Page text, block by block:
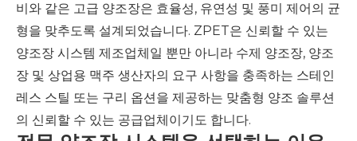
비와 같은 고급 양조장은 효율성, 유연성 및 풍미 제어의 균
형을 맞추도록 설계되었습니다. ZPET은 신뢰할 수 있는
양조장 시스템 제조업체일 뿐만 아니라 수제 양조장, 양조
장 및 상업용 맥주 생산자의 요구 사항을 충족하는 스테인
레스 스틸 또는 구리 옵션을 제공하는 맞춤형 양조 솔루션
의 신뢰할 수 있는 공급업체이기도 합니다.